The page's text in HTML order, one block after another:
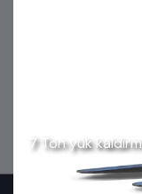
7 Ton yük